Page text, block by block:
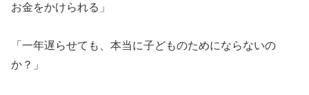
お金をかけられる」
「一年遅らせても、本当に子どものためにならないの
か？」